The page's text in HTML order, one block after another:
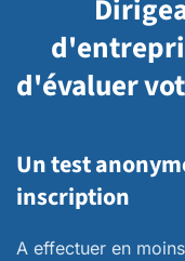
d'évaluer
Un test
inscription
A effectuer en